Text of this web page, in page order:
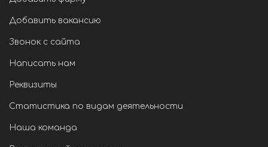
Добавить вакансию
Звонок с сайта
Написать нам
Реквизиты
Статистика по видам деятельности
Наша команда